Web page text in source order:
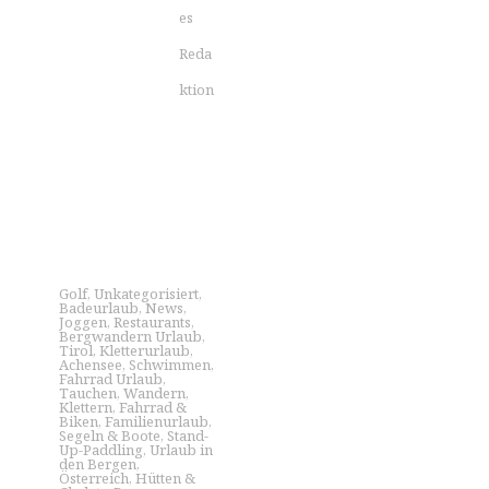
es
Reda
ktion
Golf, Unkategorisiert,
Badeurlaub,News,
Joggen, Restaurants,
Bergwandern Urlaub,
Tirol, Kletterurlaub,
Achensee, Schwimmen,
Fahrrad Urlaub,
Tauchen, Wandern,
Klettern, Fahrrad &
Biken, Familienurlaub,
Segeln & Boote, Stand-
Up-Paddling, Urlaub in
den Bergen,
Österreich, Hütten &